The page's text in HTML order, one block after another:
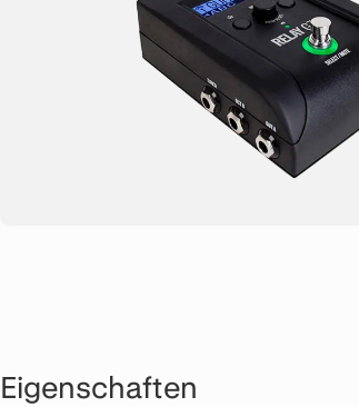
Eigenschaften